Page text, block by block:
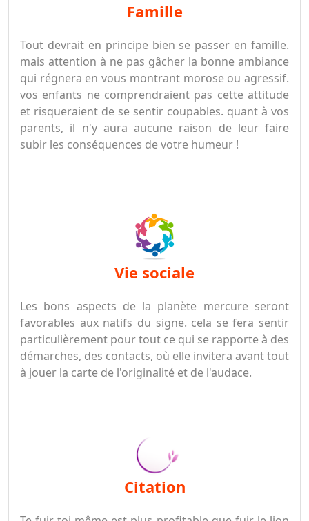
famille
Tout devrait en principe bien se passer en famille.
mais attention à ne pas gâcher la bonne ambiance
qui régnera en vous montrant morose ou agressif.
vos enfants ne comprendraient pas cette attitude
et risqueraient de se sentir coupables. quant à vos
parents, il n'y aura aucune raison de leur faire
subir les conséquences de votre humeur !
vie sociale
Les bons aspects de la planète mercure seront
favorables aux natifs du signe. cela se fera sentir
particulièrement pour tout ce qui se rapporte à des
démarches, des contacts, où elle invitera avant tout
à jouer la carte de l'originalité et de l'audace.
citation